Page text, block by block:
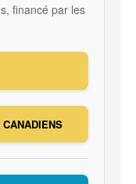
financé par les